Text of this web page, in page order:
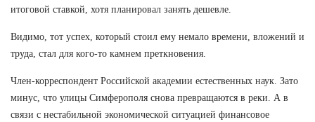
итоговой ставкой, хотя планировал занять дешевле.
Видимо, тот успех, который стоил ему немало времени, вложений и
труда, стал для кого-то камнем преткновения.
Член-корреспондент Российской академии естественных наук. Зато
минус, что улицы Симферополя снова превращаются в реки. А в
связи с нестабильной экономической ситуацией финансовое